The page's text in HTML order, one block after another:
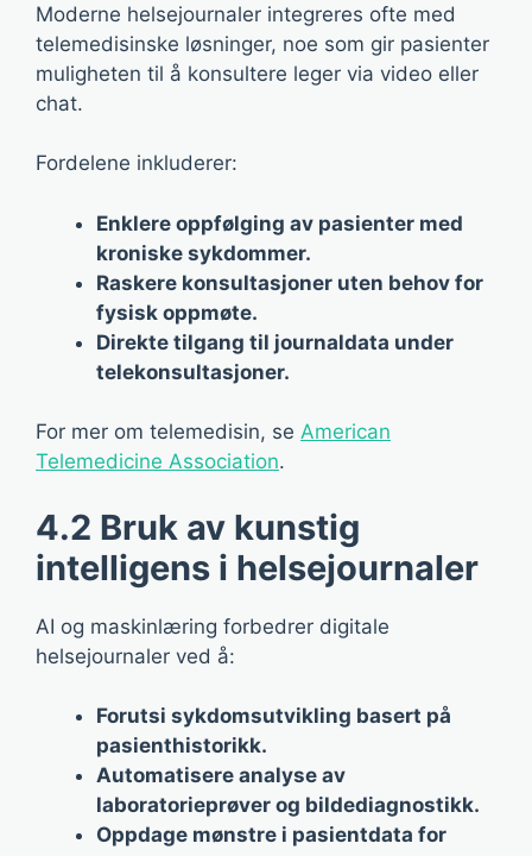
Moderne helsejournaler integreres ofte med
telemedisinske løsninger, noe som gir pasienter
muligheten til å konsultere leger via video eller
chat.
Fordelene inkluderer:
Enklere oppfølging av pasienter med
kroniske sykdommer.
Raskere konsultasjoner uten behov for
fysisk oppmøte.
Direkte tilgang til journaldata under
telekonsultasjoner.
For mer om telemedisin, se American
Telemedicine Association.
4.2 Bruk av kunstig
intelligens i helsejournaler
AI og maskinlæring forbedrer digitale
helsejournaler ved å:
Forutsi sykdomsutvikling basert på
pasienthistorikk.
Automatisere analyse av
laboratorieprøver og bildediagnostikk.
Oppdage mønstre i pasientdata for